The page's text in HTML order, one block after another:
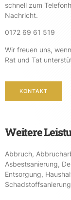
schnell zum
Nachricht.
0172 69 61 519
Wir freuen uns,
Rat und Tat
KONTAKT
Weitere
Abbruch,
Asbestsanierung,
Entsorgung,
Schadstoffsanierung